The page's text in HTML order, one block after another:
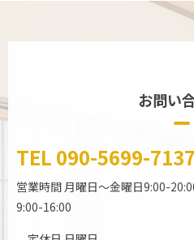
お問い
TEL 090-5699-7137
営業時間 月曜日～金曜日9:00-
9:00-16:00